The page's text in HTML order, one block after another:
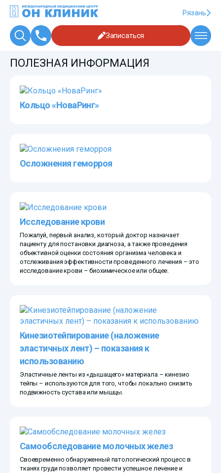
Рязань
Записаться
ПОЛЕЗНАЯ ИНФОРМАЦИЯ
Кольцо «НоваРинг»
Осложнения геморроя
Исследование крови
Пожалуй, первый анализ, который доктор назначает
пациенту для постановки диагноза, а также проведения
объективной оценки состояния организма человека и
отслеживания эффективности проведенного лечения – это
исследование крови – биохимическое или общее.
Кинезиотейпирование (наложение
эластичных лент) – показания к
использованию
Эластичные ленты из «дышащего» материала – кинезио
тейпы – используются для того, чтобы локально снизить
подвижность сустава или мышцы.
Самообследование молочных желез
Своевременно обнаруженный патологический процесс в
тканях груди позволяет провести успешное лечение и